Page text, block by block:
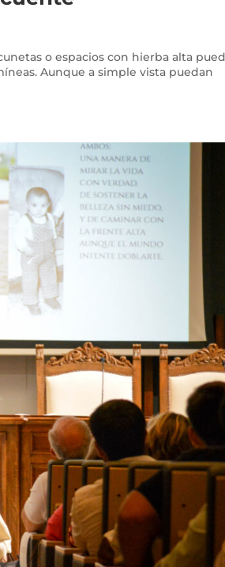
o espacios con hierba alta
Aunque a simple vista puedan